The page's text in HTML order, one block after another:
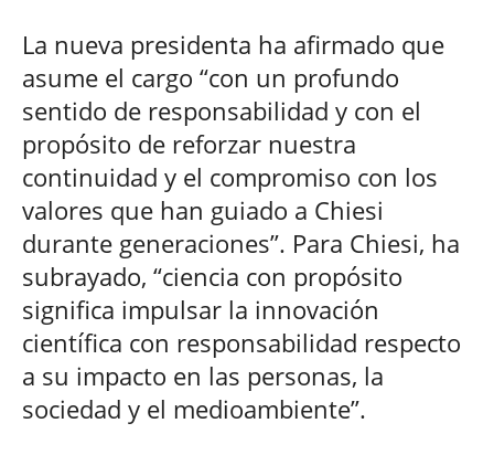
La nueva presidenta ha afirmado que
asume el cargo “con un profundo
sentido de responsabilidad y con el
propósito de reforzar nuestra
continuidad y el compromiso con los
valores que han guiado a Chiesi
durante generaciones”. Para Chiesi, ha
subrayado, “ciencia con propósito
significa impulsar la innovación
científica con responsabilidad respecto
a su impacto en las personas, la
sociedad y el medioambiente”.